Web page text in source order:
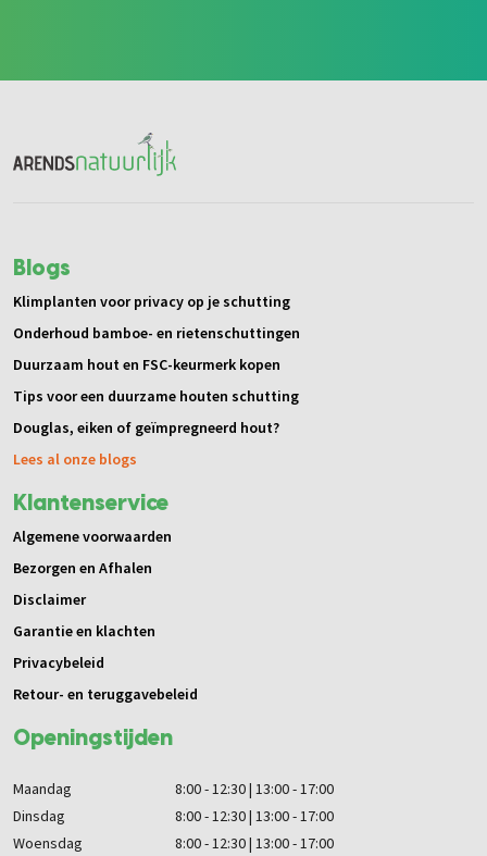
Openingstijden
Maandag
8:00 - 12:30 | 13:00 - 17:00
Dinsdag
8:00 - 12:30 | 13:00 - 17:00
Woensdag
8:00 - 12:30 | 13:00 - 17:00
Blogs
Klimplanten voor privacy op je schutting
Onderhoud bamboe- en rietenschuttingen
Duurzaam hout en FSC-keurmerk kopen
Tips voor een duurzame houten schutting
Douglas, eiken of geïmpregneerd hout?
Lees al onze blogs
Klantenservice
Algemene voorwaarden
Bezorgen en Afhalen
Disclaimer
Garantie en klachten
Privacybeleid
Retour- en teruggavebeleid